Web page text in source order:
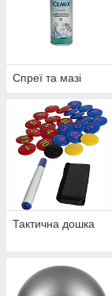
Спреї та мазі
Тактична дошка